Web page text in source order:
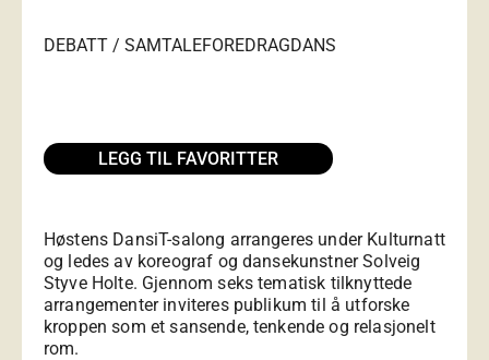
DEBATT / SAMTALEFOREDRAGDANS
LEGG TIL FAVORITTER
Høstens DansiT-salong arrangeres under Kulturnatt
og ledes av koreograf og dansekunstner Solveig
Styve Holte. Gjennom seks tematisk tilknyttede
arrangementer inviteres publikum til å utforske
kroppen som et sansende, tenkende og relasjonelt
rom.